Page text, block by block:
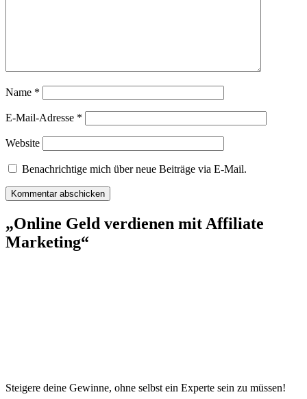
Name *
E-Mail-Adresse *
Website
Benachrichtige mich über neue Beiträge via E-Mail.
„Online Geld verdienen mit Affiliate
Marketing“
Steigere deine Gewinne, ohne selbst ein Experte sein zu müssen!